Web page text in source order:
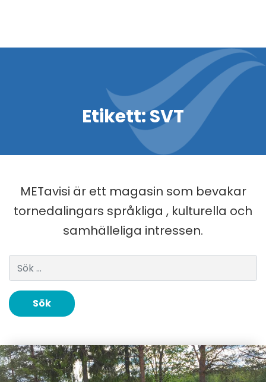
Etikett:SVT
METavisi är ett magasin som bevakar
tornedalingars språkliga , kulturella och
samhälleliga intressen.
Sök efter: